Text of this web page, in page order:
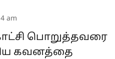
am
பொறுத்தவரை
கவனத்தை